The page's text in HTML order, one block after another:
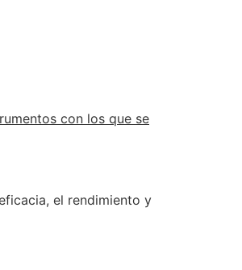
con los que se
el rendimiento y